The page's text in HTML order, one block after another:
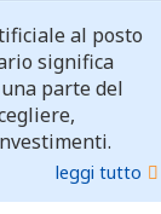
al posto
significa
parte del
leggi tutto